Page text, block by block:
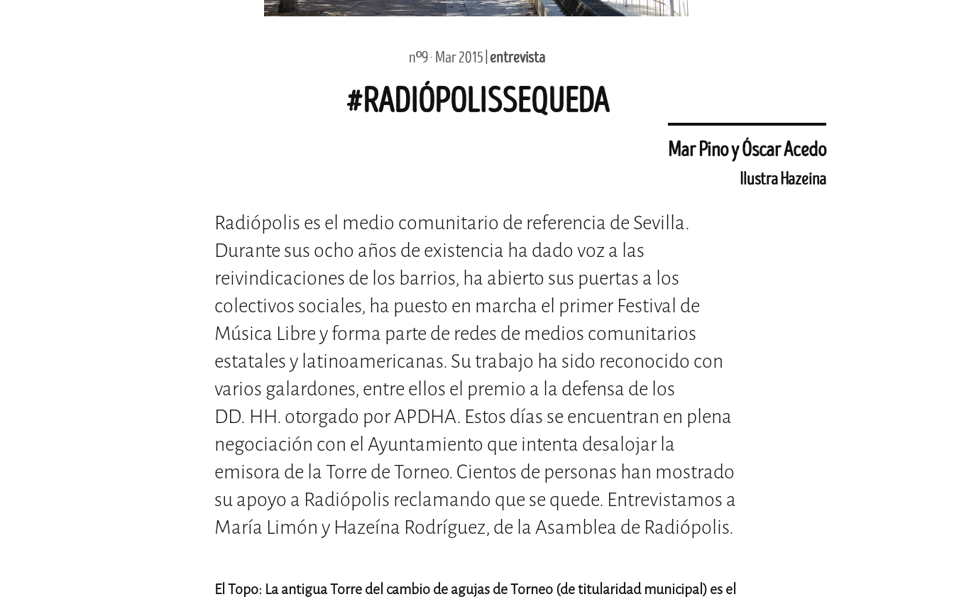
nº9 · Mar 2015 | entrevista
#RADIÓPOLISSEQUEDA
Mar Pino y Óscar Acedo
Ilustra Hazeina
Radiópolis es el medio comunitario de referencia de Sevilla.
Durante sus ocho años de existencia ha dado voz a las
reivindicaciones de los barrios, ha abierto sus puertas a los
colectivos sociales, ha puesto en marcha el primer Festival de
Música Libre y forma parte de redes de medios comunitarios
estatales y latinoamericanas. Su trabajo ha sido reconocido con
varios galardones, entre ellos el premio a la defensa de los
DD. HH. otorgado por APDHA. Estos días se encuentran en plena
negociación con el Ayuntamiento que intenta desalojar la
emisora de la Torre de Torneo. Cientos de personas han mostrado
su apoyo a Radiópolis reclamando que se quede. Entrevistamos a
María Limón y Hazeína Rodríguez, de la Asamblea de Radiópolis.
El Topo: La antigua Torre del cambio de agujas de Torneo (de titularidad municipal) es el